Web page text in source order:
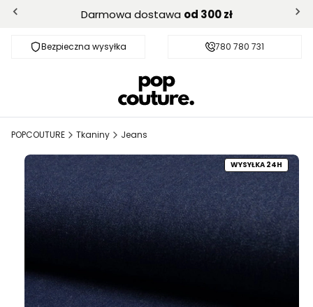
Darmowa dostawa od 300 zł
Bezpieczna wysyłka Darmowa dostawa od 300 zł
780 780 731
POPCOUTURE Tkaniny Jeans
WYSYŁKA 24H